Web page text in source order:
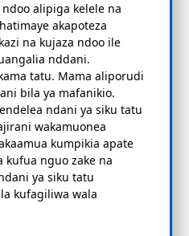
alipiga kelele na
akapoteza
na kujaza ndoo ile
nddani.
tatu. Mama aliporudi
bila ya mafanikio.
ndani ya siku tatu
wakamuonea
kumpikia apate
kufua nguo zake na
ya siku tatu
kufagiliwa wala